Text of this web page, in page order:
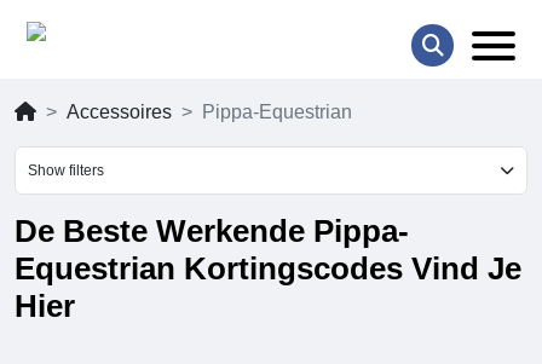
Accessoires Pippa-Equestrian
Show filters
De Beste Werkende Pippa-
Equestrian Kortingscodes Vind Je
Hier